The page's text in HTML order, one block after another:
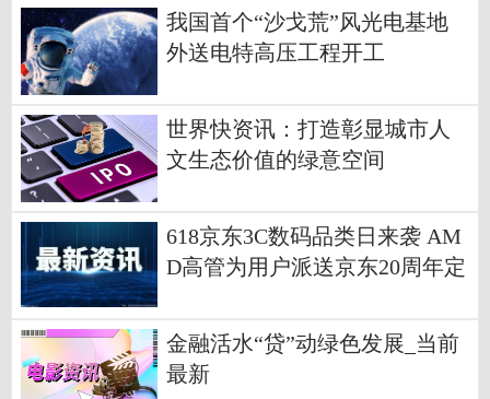
我国首个“沙戈荒”风光电基地
外送电特高压工程开工
世界快资讯：打造彰显城市人
文生态价值的绿意空间
618京东3C数码品类日来袭 AM
D高管为用户派送京东20周年定
金融活水“贷”动绿色发展_当前
最新